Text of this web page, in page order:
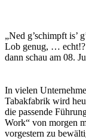
„Ned g’schimpft is’
Lob genug, …
dann schau am 08.
​In vielen
Tabakfabrik wird
die passende
Work“ von morgen
vorgestern zu